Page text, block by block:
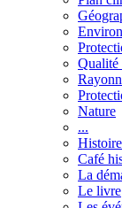
Qualité
Nature
...
Histoire
Café
La
Le livre